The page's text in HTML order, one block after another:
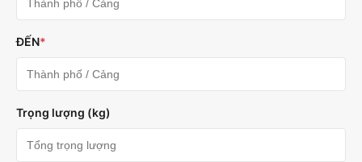
ĐẾN*
Trọng lượng (kg)